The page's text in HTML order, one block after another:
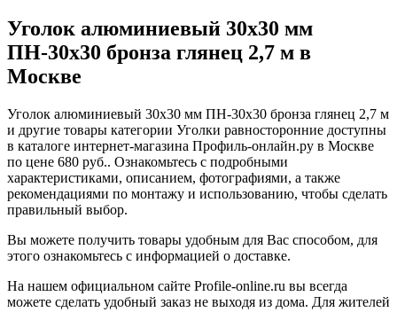
Уголок алюминиевый 30х30 мм
ПН-30х30 бронза глянец 2,7 м в
Москве
Уголок алюминиевый 30х30 мм ПН-30х30 бронза глянец 2,7 м
и другие товары категории Уголки равносторонние доступны
в каталоге интернет-магазина Профиль-онлайн.ру в Москве
по цене 680 руб.. Ознакомьтесь с подробными
характеристиками, описанием, фотографиями, а также
рекомендациями по монтажу и использованию, чтобы сделать
правильный выбор.
Вы можете получить товары удобным для Вас способом, для
этого ознакомьтесь с информацией о доставке.
На нашем официальном сайте Profile-online.ru вы всегда
можете сделать удобный заказ не выходя из дома. Для жителей